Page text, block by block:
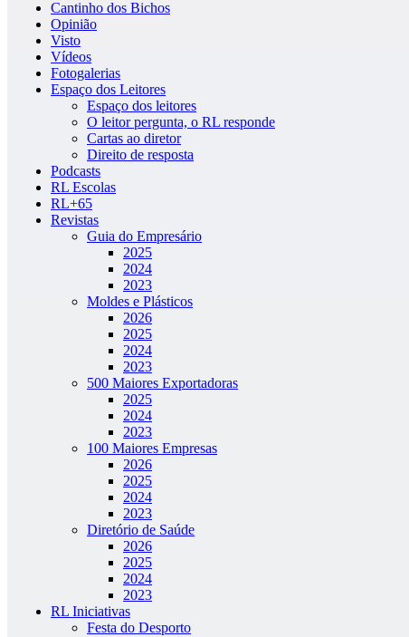
Cantinho dos Bichos
Opinião
Visto
Vídeos
Fotogalerias
Espaço dos Leitores
Espaço dos leitores
O leitor pergunta, o RL responde
Cartas ao diretor
Direito de resposta
Podcasts
RL Escolas
RL+65
Revistas
Guia do Empresário
2025
2024
2023
Moldes e Plásticos
2026
2025
2024
2023
500 Maiores Exportadoras
2025
2024
2023
100 Maiores Empresas
2026
2025
2024
2023
Diretório de Saúde
2026
2025
2024
2023
RL Iniciativas
Festa do Desporto